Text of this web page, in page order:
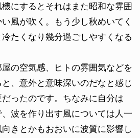
にするとそれはまた昭和な雰囲
風が吹く。もう少し秋めいてく
たくなり幾分過ごしやすくなる
の空気感、ヒトの雰囲気などを
、意外と意味深いのだなと感じ
ったのです。ちなみに自分は
波を作り出す風については人一
きとかもおおいに波質に影響し